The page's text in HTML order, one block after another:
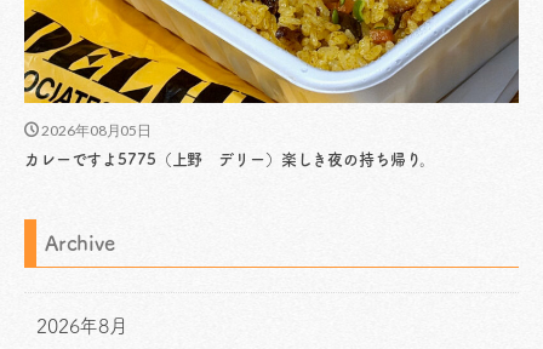
2026年08月05日
カレーですよ5775（上野 デリー）楽しき夜の持ち帰り。
Archive
2026年8月